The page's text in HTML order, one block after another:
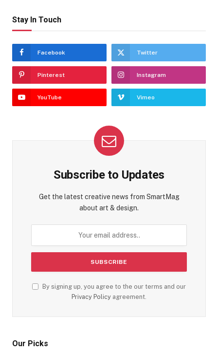
Stay In Touch
Facebook Twitter
Pinterest Instagram
YouTube Vimeo
Subscribe to Updates
Get the latest creative news from SmartMag
about art & design.
By signing up, you agree to the our terms and our
Privacy Policy agreement.
Our Picks